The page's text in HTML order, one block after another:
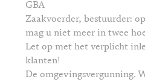
GBA
Zaakvoerder, bestuurder:
mag u niet meer in twee
Let op met het verplicht
klanten!
De omgevingsvergunning.